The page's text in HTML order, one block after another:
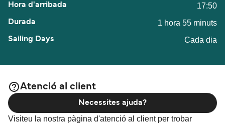
17:50
1 hora 55 minuts
Cada dia
Atenció al client
Visiteu la nostra pàgina d'atenció al client per trobar
Necessites ajuda?